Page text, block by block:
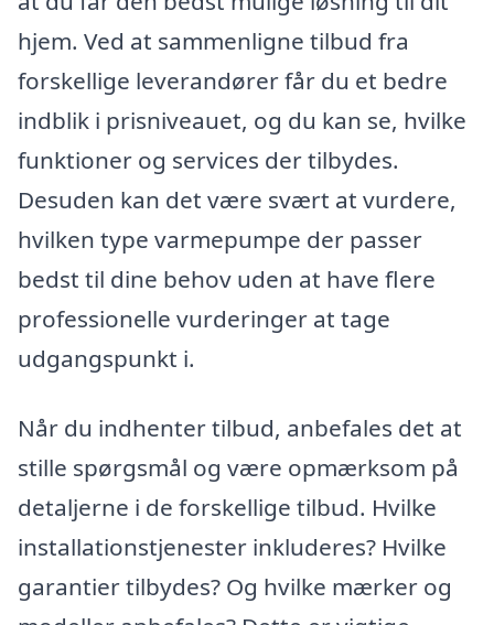
hjem. Ved at sammenligne tilbud fra
forskellige leverandører får du et bedre
indblik i prisniveauet, og du kan se, hvilke
funktioner og services der tilbydes.
Desuden kan det være svært at vurdere,
hvilken type varmepumpe der passer
bedst til dine behov uden at have flere
professionelle vurderinger at tage
udgangspunkt i.
Når du indhenter tilbud, anbefales det at
stille spørgsmål og være opmærksom på
detaljerne i de forskellige tilbud. Hvilke
installationstjenester inkluderes? Hvilke
garantier tilbydes? Og hvilke mærker og